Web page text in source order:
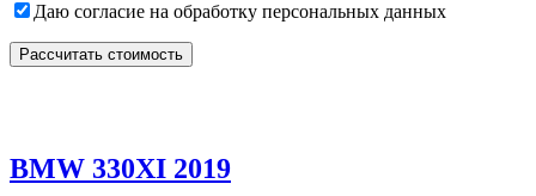
Даю согласие на обработку персональных данных
BMW 330XI 2019